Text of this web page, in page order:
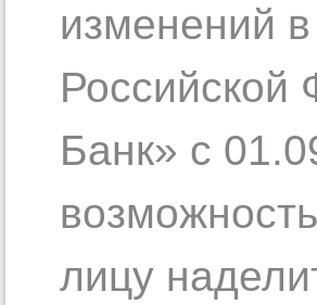
изменений
Банк» с
лицу